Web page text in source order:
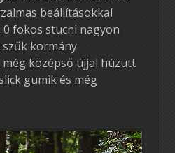
beállításokkal
0 fokos stucni nagyon
szűk kormány
középső újjal húzutt
gumik és még